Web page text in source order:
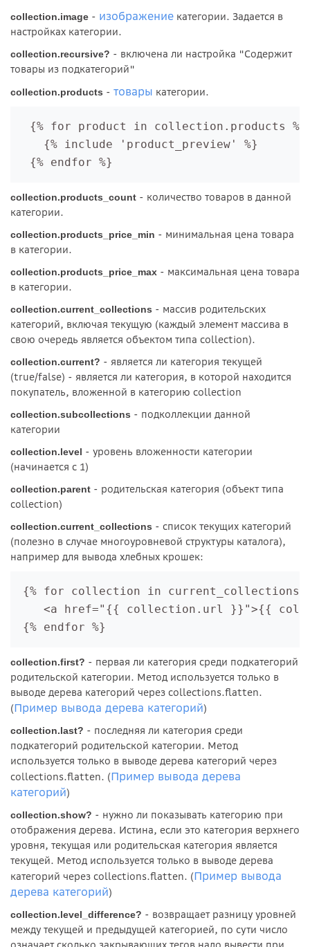
collection.image - изображение категории. Задается в
настройках категории.
collection.recursive? - включена ли настройка "Содержит
товары из подкатегорий"
collection.products - товары категории.
  {% for product in collection.products %}
    {% include 'product_preview' %}
collection.products_count - количество товаров в данной
категории.
collection.products_price_min - минимальная цена товара
в категории.
collection.products_price_max - максимальная цена товара
в категории.
collection.current_collections - массив родительских
категорий, включая текущую (каждый элемент массива в
свою очередь является объектом типа collection).
collection.current? - является ли категория текущей
(true/false) - является ли категория, в которой находится
покупатель, вложенной в категорию collection
collection.subcollections - подколлекции данной
категории
collection.level - уровень вложенности категории
(начинается с 1)
collection.parent - родительская категория (объект типа
collection)
collection.current_collections - список текущих категорий
(полезно в случае многоуровневой структуры каталога),
например для вывода хлебных крошек:
{% for collection in current_collections
<a href="{{ collection.url }}">{{
collection.first? - первая ли категория среди подкатегорий
родительской категории. Метод используется только в
выводе дерева категорий через collections.flatten.
(Пример вывода дерева категорий)
collection.last? - последняя ли категория среди
подкатегорий родительской категории. Метод
используется только в выводе дерева категорий через
collections.flatten. (Пример вывода дерева
категорий)
collection.show? - нужно ли показывать категорию при
отображения дерева. Истина, если это категория верхнего
уровня, текущая или родительская категория является
текущей. Метод используется только в выводе дерева
категорий через collections.flatten. (Пример вывода
дерева категорий)
collection.level_difference? - возвращает разницу уровней
между текущей и предыдущей категорией, по сути число